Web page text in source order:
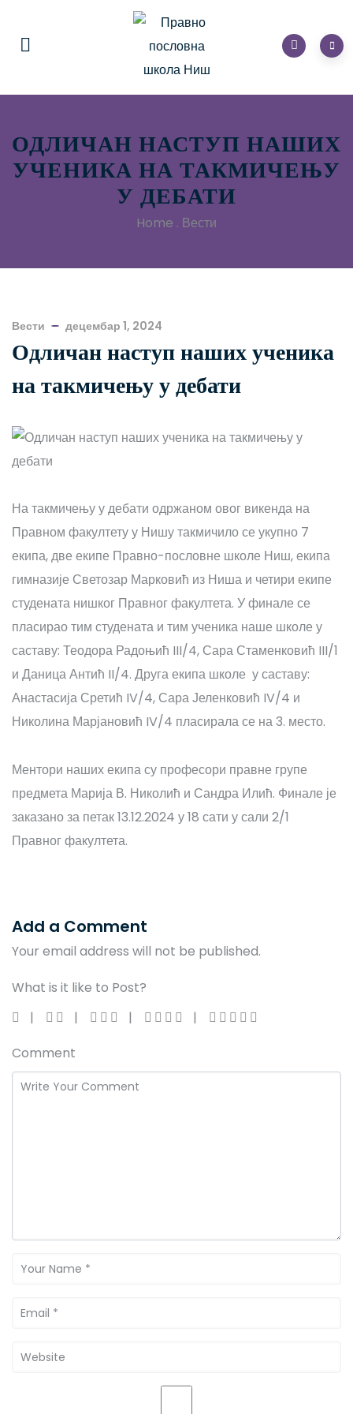
ОДЛИЧАН НАСТУП НАШИХ
УЧЕНИКА НА ТАКМИЧЕЊУ
У ДЕБАТИ
Home . Вести
Вести децембар 1, 2024
Одличан наступ наших ученика
на такмичењу у дебати
На такмичењу у дебати одржаном овог викенда на
Правном факултету у Нишу такмичило се укупно 7
екипа, две екипе Правно-пословне школе Ниш, екипа
гимназије Светозар Марковић из Ниша и четири екипе
студената нишког Правног факултета. У финале се
пласирао тим студената и тим ученика наше школе у
саставу: Теодора Радоњић III/4, Сара Стаменковић III/1
и Даница Антић II/4. Друга екипа школе у саставу:
Анастасија Сретић IV/4, Сара Јеленковић IV/4 и
Николина Марјановић IV/4 пласирала се на 3. место.
Ментори наших екипа су професори правне групе
предмета Марија В. Николић и Сандра Илић. Финале је
заказано за петак 13.12.2024 у 18 сати у сали 2/1
Правног факултета.
Add a Comment
Your email address will not be published.
What is it like to Post?
Comment